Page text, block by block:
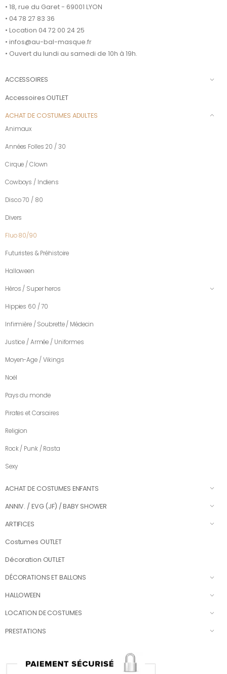
• 18, rue du Garet - 69001 LYON
• 04 78 27 83 36
• Location 04 72 00 24 25
• infos@au-bal-masque.fr
• Ouvert du lundi au samedi de 10h à 19h.
ACCESSOIRES
Accessoires OUTLET
ACHAT DE COSTUMES ADULTES
Animaux
Années Folles 20 / 30
Cirque / Clown
Cowboys / Indiens
Disco 70 / 80
Divers
Fluo 80/90
Futuristes & Préhistoire
Halloween
Héros / Super heros
Hippies 60 / 70
Infirmière / Soubrette / Médecin
Justice / Armée / Uniformes
Moyen-Age / Vikings
Noël
Pays du monde
Pirates et Corsaires
Religion
Rock / Punk / Rasta
Sexy
ACHAT DE COSTUMES ENFANTS
ANNIV. / EVG (JF) / BABY SHOWER
ARTIFICES
Costumes OUTLET
Décoration OUTLET
DÉCORATIONS ET BALLONS
HALLOWEEN
LOCATION DE COSTUMES
PRESTATIONS